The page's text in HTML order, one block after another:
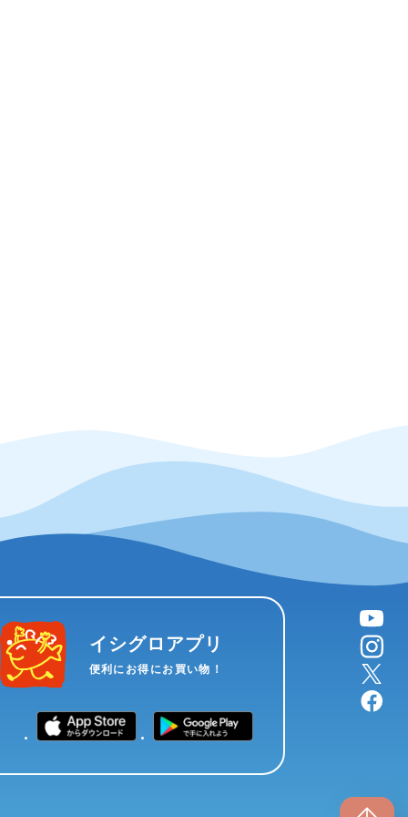
イシグロアプリ
便利にお得にお買い物！
YouTube
instagram
X
facebook